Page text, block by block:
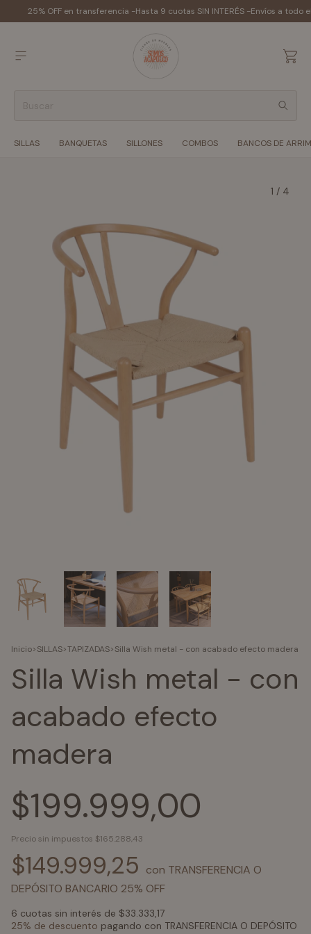
25% OFF en transferencia -Hasta 9 cuotas SIN INTERÉS -Envíos a todo
SILLAS BANQUETAS SILLONES COMBOS BANCOS DE
1 / 4
Inicio>SILLAS>TAPIZADAS>Silla Wish metal - con acabado efecto madera
Silla Wish metal - con
acabado efecto
madera
$199.999,00
Precio sin impuestos $165.288,43
$149.999,25 con TRANSFERENCIA O
DEPÓSITO BANCARIO 25% OFF
6 cuotas sin interés de $33.333,17
25% de descuento pagando con TRANSFERENCIA O DEPÓSITO